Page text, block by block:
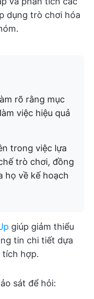
dụng trò chơi hóa
rõ rằng mục
việc hiệu quả
trong việc lựa
trò chơi, đồng
họ về kế hoạch
giúp giảm thiểu
tin chi tiết dựa
tích hợp.
sát để hỏi: